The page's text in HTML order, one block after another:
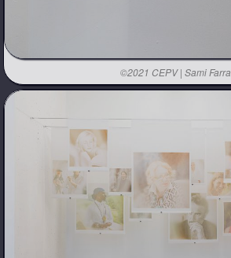
©2021 CEPV | Sami Farra